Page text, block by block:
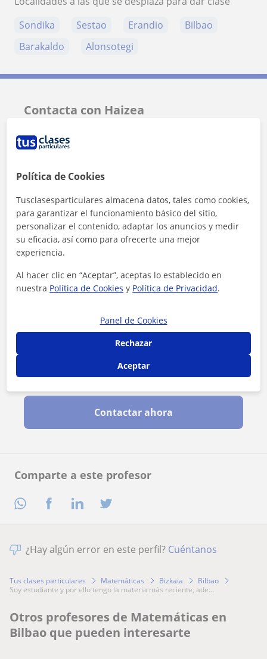
Comparte a este profesor
Sondika
Sestao Erandio
Bilbao
Barakaldo
Alonsotegi
Contacta con Haizea
Tarifa
1ª clase gratis
Al hacer clic, aceptas nuestroaviso legaly deprivacidad
Contactar ahora
¿Hay algún error en este perfil? Cuéntanos
Tus clases particulares Matemáticas Bizkaia
Bilbao
soy estudiante y por ello tengo la materia más reciente, ade...
Otros profesores de Matemáticas en
Bilbao que pueden interesarte
Política de Cookies
Tusclasesparticulares almacena datos, tales como cookies,
para garantizar el funcionamiento básico del sitio,
personalizar el contenido, adaptar los anuncios y medir
su eficacia, así como para ofrecerte una mejor
experiencia.
Al hacer clic en “Aceptar”, aceptas lo establecido en
nuestra Política de Cookies y Política de Privacidad.
Panel de Cookies
Rechazar
Aceptar